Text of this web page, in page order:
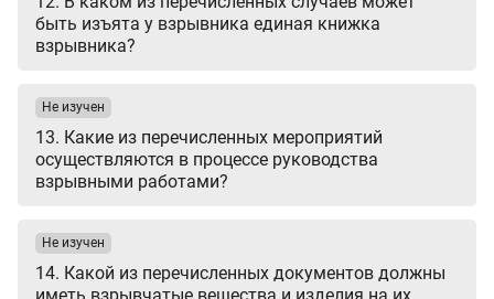
быть изъята у взрывника единая книжка
взрывника?
13. Какие из перечисленных мероприятий
осуществляются в процессе руководства
взрывными работами?
Не изучен
14. Какой из перечисленных документов должны
Не изучен